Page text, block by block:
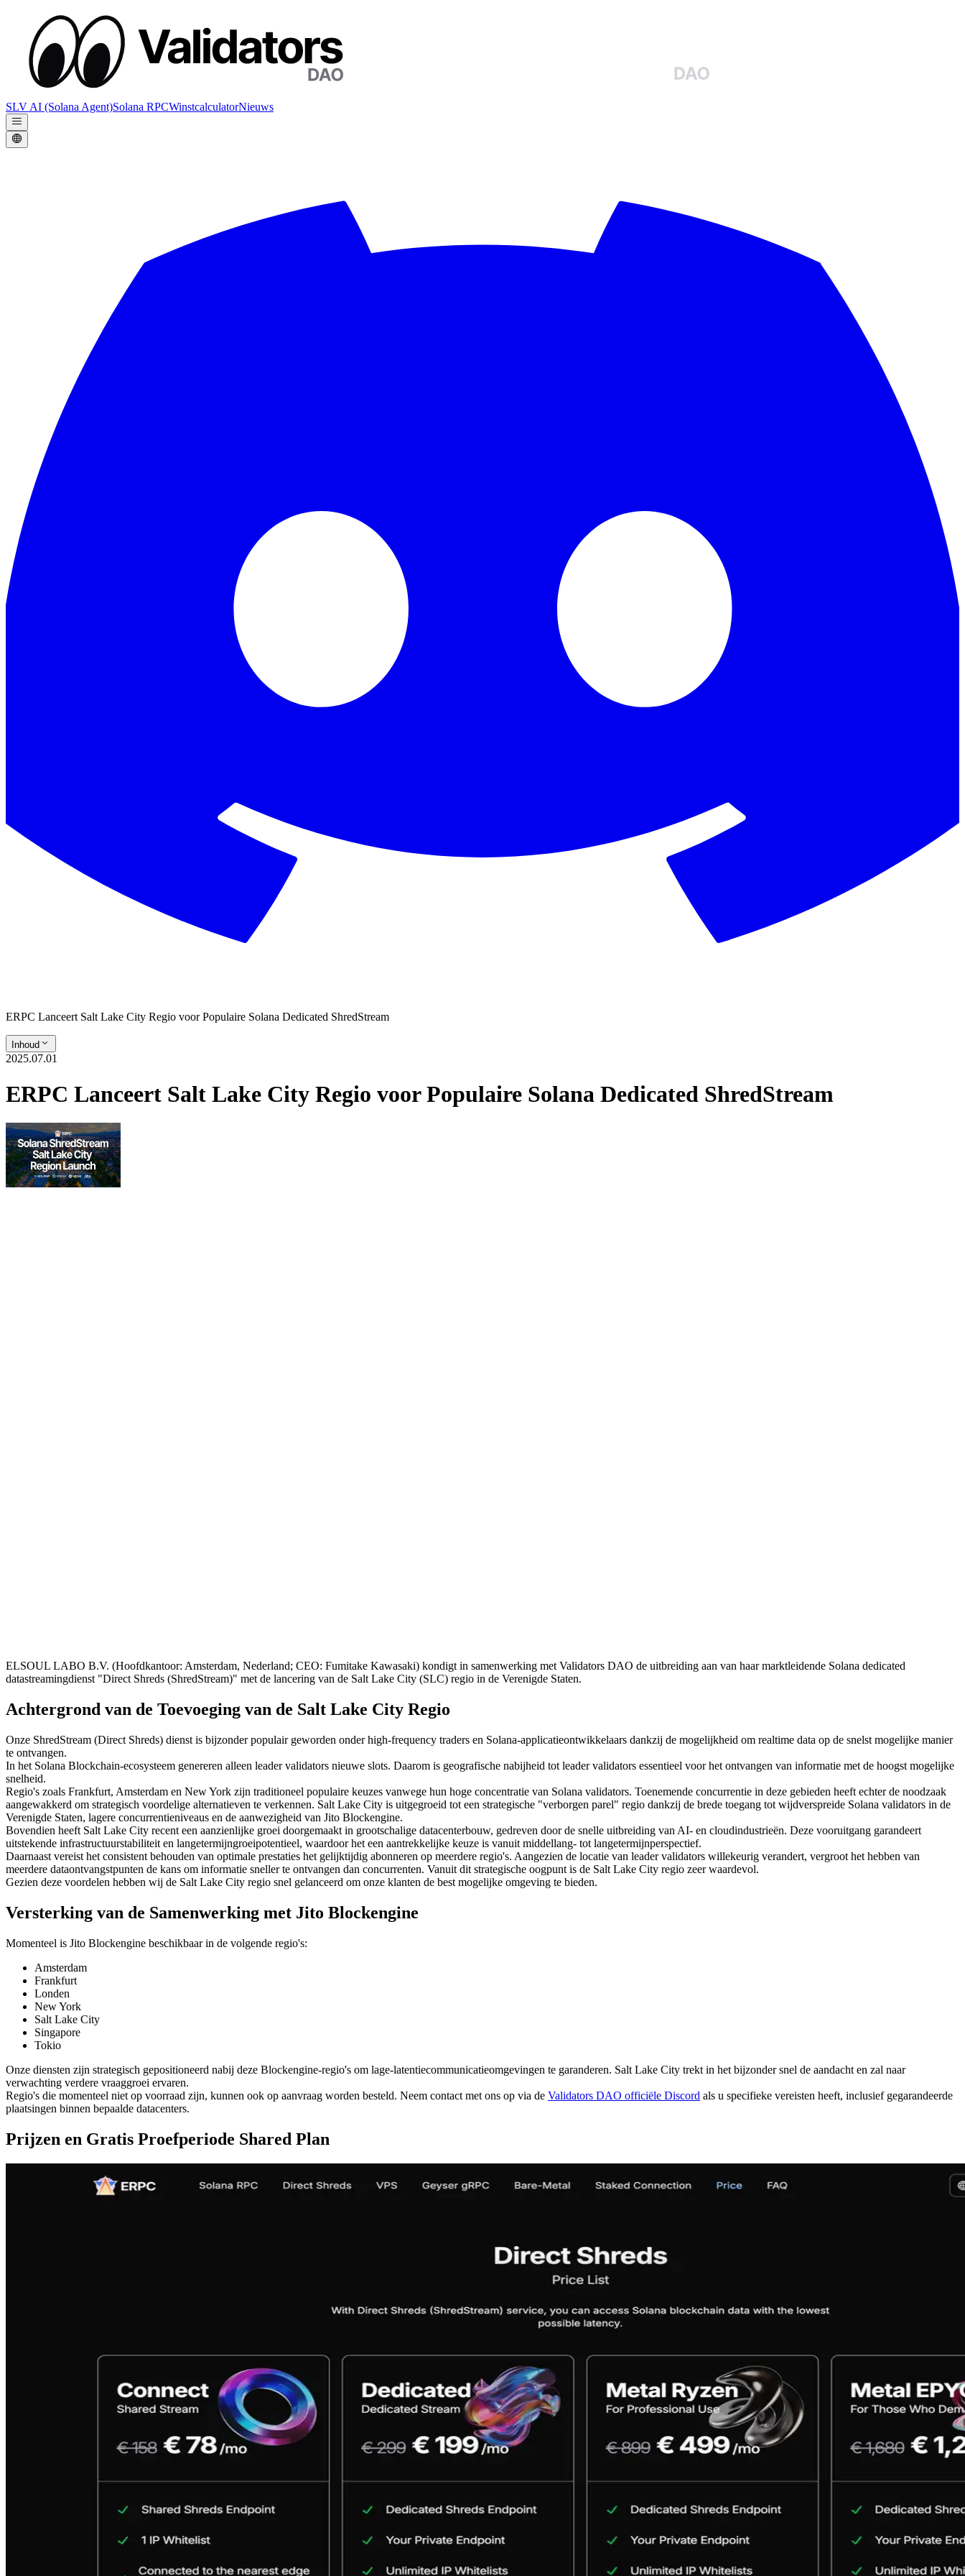
SLV AI (Solana Agent)Solana RPCWinstcalculatorNieuws
ERPC Lanceert Salt Lake City Regio voor Populaire Solana Dedicated ShredStream
Inhoud
2025.07.01
ERPC Lanceert Salt Lake City Regio voor Populaire Solana Dedicated ShredStream
ELSOUL LABO B.V. (Hoofdkantoor: Amsterdam, Nederland; CEO: Fumitake Kawasaki) kondigt in samenwerking met Validators DAO de uitbreiding aan van haar marktleidende Solana dedicated
datastreamingdienst "Direct Shreds (ShredStream)" met de lancering van de Salt Lake City (SLC) regio in de Verenigde Staten.
Achtergrond van de Toevoeging van de Salt Lake City Regio
Onze ShredStream (Direct Shreds) dienst is bijzonder populair geworden onder high-frequency traders en Solana-applicatieontwikkelaars dankzij de mogelijkheid om realtime data op de snelst mogelijke manier
te ontvangen.
In het Solana Blockchain-ecosysteem genereren alleen leader validators nieuwe slots. Daarom is geografische nabijheid tot leader validators essentieel voor het ontvangen van informatie met de hoogst mogelijke
snelheid.
Regio's zoals Frankfurt, Amsterdam en New York zijn traditioneel populaire keuzes vanwege hun hoge concentratie van Solana validators. Toenemende concurrentie in deze gebieden heeft echter de noodzaak
aangewakkerd om strategisch voordelige alternatieven te verkennen. Salt Lake City is uitgegroeid tot een strategische "verborgen parel" regio dankzij de brede toegang tot wijdverspreide Solana validators in de
Verenigde Staten, lagere concurrentieniveaus en de aanwezigheid van Jito Blockengine.
Bovendien heeft Salt Lake City recent een aanzienlijke groei doorgemaakt in grootschalige datacenterbouw, gedreven door de snelle uitbreiding van AI- en cloudindustrieën. Deze vooruitgang garandeert
uitstekende infrastructuurstabiliteit en langetermijngroeipotentieel, waardoor het een aantrekkelijke keuze is vanuit middellang- tot langetermijnperspectief.
Daarnaast vereist het consistent behouden van optimale prestaties het gelijktijdig abonneren op meerdere regio's. Aangezien de locatie van leader validators willekeurig verandert, vergroot het hebben van
meerdere dataontvangstpunten de kans om informatie sneller te ontvangen dan concurrenten. Vanuit dit strategische oogpunt is de Salt Lake City regio zeer waardevol.
Gezien deze voordelen hebben wij de Salt Lake City regio snel gelanceerd om onze klanten de best mogelijke omgeving te bieden.
Versterking van de Samenwerking met Jito Blockengine
Momenteel is Jito Blockengine beschikbaar in de volgende regio's:
Amsterdam
Frankfurt
Londen
New York
Salt Lake City
Singapore
Tokio
Onze diensten zijn strategisch gepositioneerd nabij deze Blockengine-regio's om lage-latentiecommunicatieomgevingen te garanderen. Salt Lake City trekt in het bijzonder snel de aandacht en zal naar
verwachting verdere vraaggroei ervaren.
Regio's die momenteel niet op voorraad zijn, kunnen ook op aanvraag worden besteld. Neem contact met ons op via de Validators DAO officiële Discord als u specifieke vereisten heeft, inclusief gegarandeerde
plaatsingen binnen bepaalde datacenters.
Prijzen en Gratis Proefperiode Shared Plan